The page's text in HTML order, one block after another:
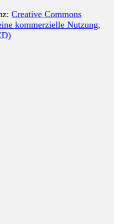
Creative Commons
kommerzielle Nutzung,